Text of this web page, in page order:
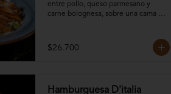
entre pollo, queso parmesano y
carne bolognesa, sobre una cama de
$26.700
Hamburguesa D'italia